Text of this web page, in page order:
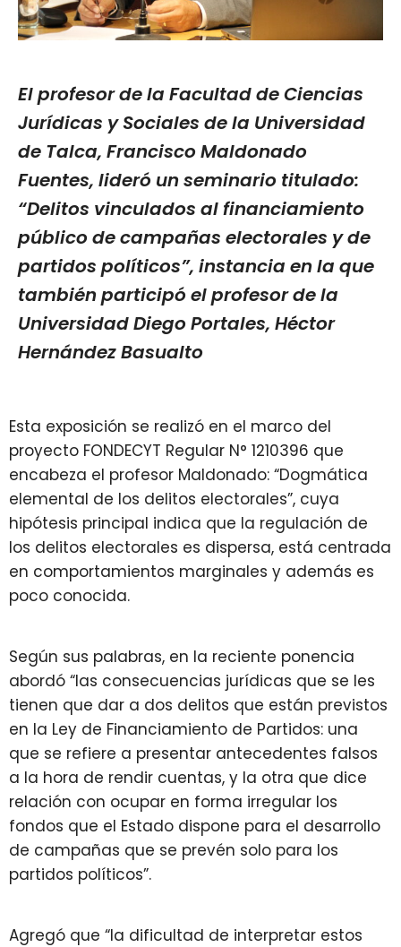
El profesor de la Facultad de Ciencias
Jurídicas y Sociales de la Universidad
de Talca, Francisco Maldonado
Fuentes, lideró un seminario titulado:
“Delitos vinculados al financiamiento
público de campañas electorales y de
partidos políticos”, instancia en la que
también participó el profesor de la
Universidad Diego Portales, Héctor
Hernández Basualto
Esta exposición se realizó en el marco del
proyecto FONDECYT Regular N° 1210396 que
encabeza el profesor Maldonado: “Dogmática
elemental de los delitos electorales”, cuya
hipótesis principal indica que la regulación de
los delitos electorales es dispersa, está centrada
en comportamientos marginales y además es
poco conocida.
Según sus palabras, en la reciente ponencia
abordó “las consecuencias jurídicas que se les
tienen que dar a dos delitos que están previstos
en la Ley de Financiamiento de Partidos: una
que se refiere a presentar antecedentes falsos
a la hora de rendir cuentas, y la otra que dice
relación con ocupar en forma irregular los
fondos que el Estado dispone para el desarrollo
de campañas que se prevén solo para los
partidos políticos”.
Agregó que “la dificultad de interpretar estos